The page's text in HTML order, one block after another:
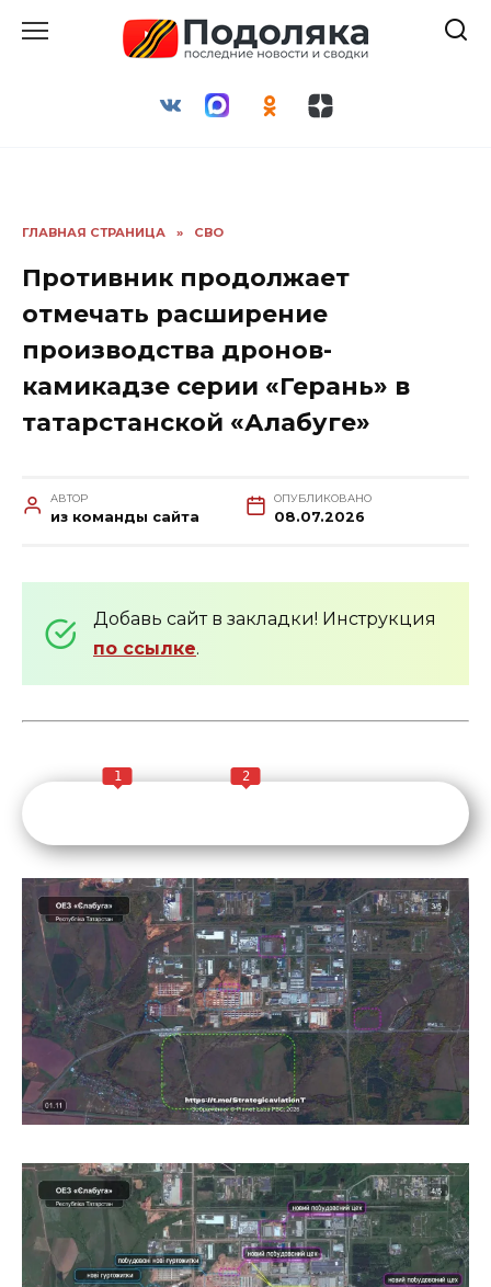
ГЛАВНАЯ СТРАНИЦА » СВО
Противник продолжает
отмечать расширение
производства дронов-
камикадзе серии «Герань» в
татарстанской «Алабуге»
АВТОР
из команды сайта
ОПУБЛИКОВАНО
08.07.2026
Добавь сайт в закладки! Инструкция
по ссылке.
1 2